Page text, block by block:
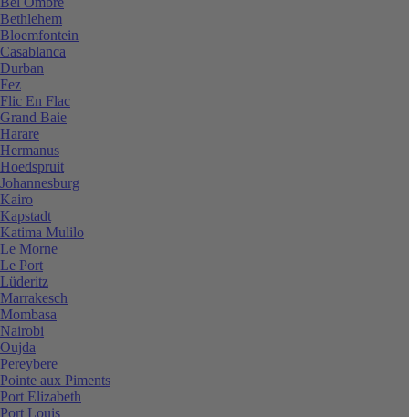
Bethlehem
Bloemfontein
Casablanca
Durban
Fez
Flic En Flac
Grand Baie
Harare
Hermanus
Hoedspruit
Johannesburg
Kairo
Kapstadt
Katima Mulilo
Le Morne
Le Port
Lüderitz
Marrakesch
Mombasa
Nairobi
Oujda
Pereybere
Pointe aux Piments
Port Elizabeth
Port Louis